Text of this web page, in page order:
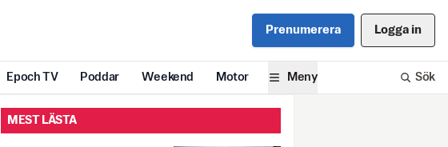
Prenumerera Logga in
Epoch TV Poddar Weekend Motor Meny Sök
MEST LÄSTA